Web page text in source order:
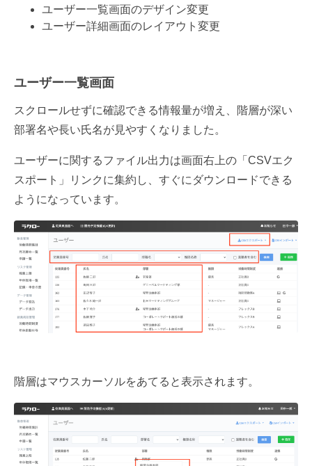
ユーザー一覧画面のデザイン変更
ユーザー詳細画面のレイアウト変更
ユーザー一覧画面
スクロールせずに確認できる情報量が増え、階層が深い
部署名や長い氏名が見やすくなりました。
ユーザーに関するファイル出力は画面右上の「CSVエク
スポート」リンクに集約し、すぐにダウンロードできる
ようになっています。
階層はマウスカーソルをあてると表示されます。